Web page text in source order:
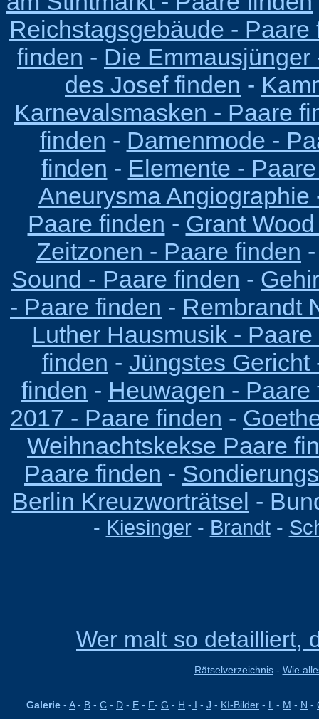
Reichstagsgebäude - Paare
finden - Die
des Josef finden -
Karnevalsmasken - Paare
finden - Damenmode -
finden - Elemente -
Aneurysma Angiographie
Paare finden - Grant
Zeitzonen - Paare finden
Sound - Paare finden -
- Paare finden - Rembrandt
Luther Hausmusik -
finden - Jüngstes Gericht
finden - Heuwagen - Paare
2017 - Paare finden -
Weihnachtskekse Paare
Paare finden -
Berlin Kreuzworträtsel -
- Kiesinger- Brandt-
Wer malt so detailliert,
Rätselverzeichnis- Wie
Galerie - A- B - C - D - E - F- G - H - I - J - KI-Bilder - L - M - N -